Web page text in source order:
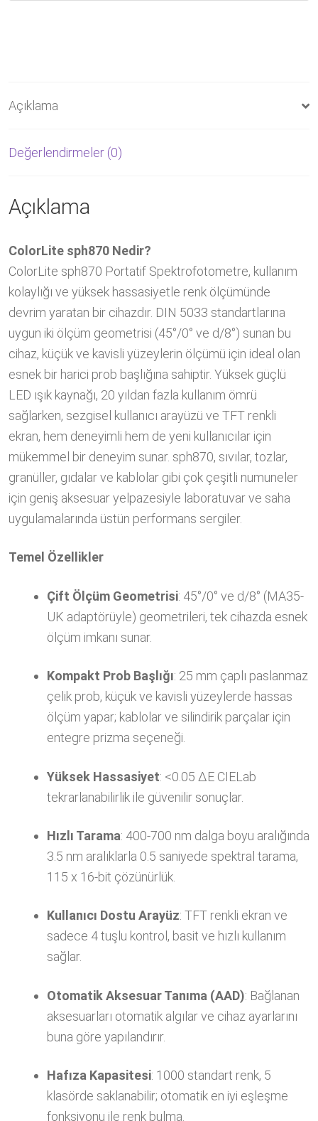
Açıklama
Değerlendirmeler (0)
Açıklama
ColorLite sph870 Nedir?
ColorLite sph870 Portatif Spektrofotometre, kullanım
kolaylığı ve yüksek hassasiyetle renk ölçümünde
devrim yaratan bir cihazdır. DIN 5033 standartlarına
uygun iki ölçüm geometrisi (45°/0° ve d/8°) sunan bu
cihaz, küçük ve kavisli yüzeylerin ölçümü için ideal olan
esnek bir harici prob başlığına sahiptir. Yüksek güçlü
LED ışık kaynağı, 20 yıldan fazla kullanım ömrü
sağlarken, sezgisel kullanıcı arayüzü ve TFT renkli
ekran, hem deneyimli hem de yeni kullanıcılar için
mükemmel bir deneyim sunar. sph870, sıvılar, tozlar,
granüller, gıdalar ve kablolar gibi çok çeşitli numuneler
için geniş aksesuar yelpazesiyle laboratuvar ve saha
uygulamalarında üstün performans sergiler.
Temel Özellikler
Çift Ölçüm Geometrisi: 45°/0° ve d/8° (MA35-
UK adaptörüyle) geometrileri, tek cihazda esnek
ölçüm imkanı sunar.
Kompakt Prob Başlığı: 25 mm çaplı paslanmaz
çelik prob, küçük ve kavisli yüzeylerde hassas
ölçüm yapar; kablolar ve silindirik parçalar için
entegre prizma seçeneği.
Yüksek Hassasiyet: <0.05 ΔE CIELab
tekrarlanabilirlik ile güvenilir sonuçlar.
Hızlı Tarama: 400-700 nm dalga boyu aralığında
3.5 nm aralıklarla 0.5 saniyede spektral tarama,
115 x 16-bit çözünürlük.
Kullanıcı Dostu Arayüz: TFT renkli ekran ve
sadece 4 tuşlu kontrol, basit ve hızlı kullanım
sağlar.
Otomatik Aksesuar Tanıma (AAD): Bağlanan
aksesuarları otomatik algılar ve cihaz ayarlarını
buna göre yapılandırır.
Hafıza Kapasitesi: 1000 standart renk, 5
klasörde saklanabilir; otomatik en iyi eşleşme
fonksiyonu ile renk bulma.